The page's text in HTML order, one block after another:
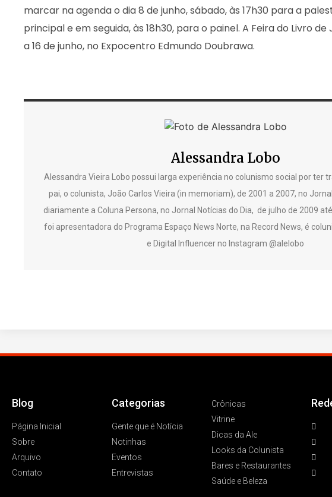
marcar na agenda o dia 8 de junho, sábado, às 17h30 para a
principal e em seguida, às 18h30, para o painel. A Feira do Livro
a 16 de junho, no Expocentro Edmundo Doubrawa.
Alessandra Lobo
Alessandra Vieira Lobo possui larga experiência no colunismo social por ter
pai, o colunista, João Carlos Vieira (in memoriam), de 2001 a 2007, no
diariamente a Coluna Persona, no Jornal Notícias do Dia, de julho de 2009
foi apresentadora do Programa Espaço News Norte, na Record News, é
e Digital Influencer no Instagram @alelobo
Blog
Página Inicial
Sobre
Arquivo
Contato
Categorias
Gente que é Notícia
Notinhas
Eventos
Entrevistas
Crônicas
Vitrine
Dicas da Ale
Looks da Colunista
Bares e Restaurantes
Saúde e Beleza